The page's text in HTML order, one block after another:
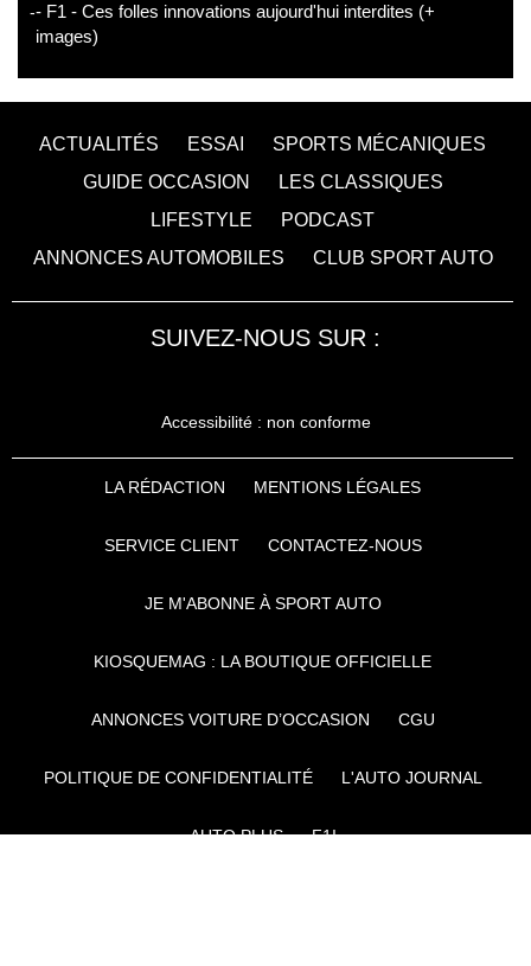
- F1 - Ces folles innovations aujourd'hui interdites (+
images)
ACTUALITÉS ESSAI
SPORTS MÉCANIQUES
GUIDE OCCASION
LES CLASSIQUES
LIFESTYLE
PODCAST
ANNONCES AUTOMOBILES
CLUB SPORT AUTO
SUIVEZ-NOUS SUR :
Accessibilité : non conforme
LA RÉDACTION MENTIONS LÉGALES
SERVICE CLIENT CONTACTEZ-NOUS
JE M'ABONNE À SPORT AUTO
KIOSQUEMAG : LA BOUTIQUE OFFICIELLE
ANNONCES VOITURE D’OCCASION CGU
POLITIQUE DE CONFIDENTIALITÉ L'AUTO JOURNAL
AUTO PLUS F1I